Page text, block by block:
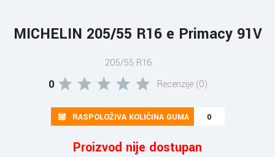
MICHELIN 205/55 R16 e Primacy 91V
205/55 R16
0 Recenzije (0)
RASPOLOŽIVA KOLIČINA GUMA 0
Proizvod nije dostupan